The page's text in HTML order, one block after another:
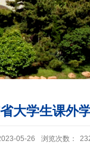
大学生课外
05-26 浏览次数：